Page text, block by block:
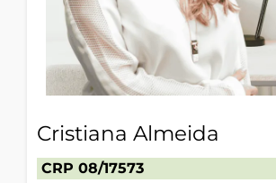
Cristiana Almeida
CRP 08/17573